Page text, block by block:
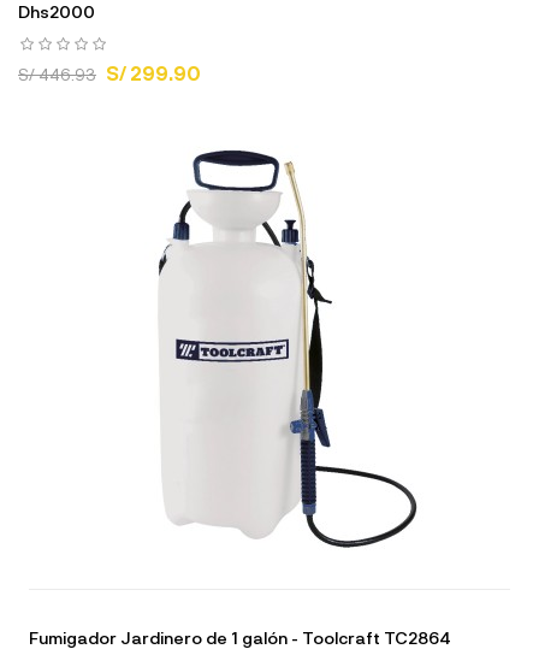
Dhs2000
S/ 446.93 S/ 299.90
Fumigador Jardinero de 1 galón - Toolcraft TC2864